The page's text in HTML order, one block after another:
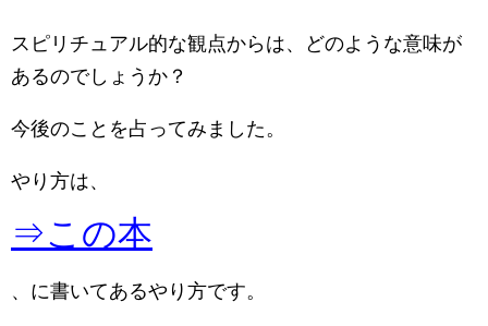
スピリチュアル的な観点からは、どのような意味が
あるのでしょうか？
今後のことを占ってみました。
やり方は、
⇒この本
、に書いてあるやり方です。